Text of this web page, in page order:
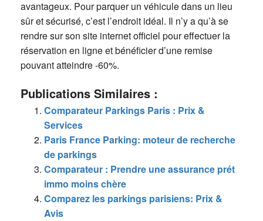
avantageux. Pour parquer un véhicule dans un lieu
sûr et sécurisé, c’est l’endroit idéal. Il n’y a qu’à se
rendre sur son site internet officiel pour effectuer la
réservation en ligne et bénéficier d’une remise
pouvant atteindre -60%.
Publications Similaires :
Comparateur Parkings Paris : Prix &
Services
Paris France Parking: moteur de recherche
de parkings
Comparateur : Prendre une assurance prét
immo moins chère
Comparez les parkings parisiens: Prix &
Avis